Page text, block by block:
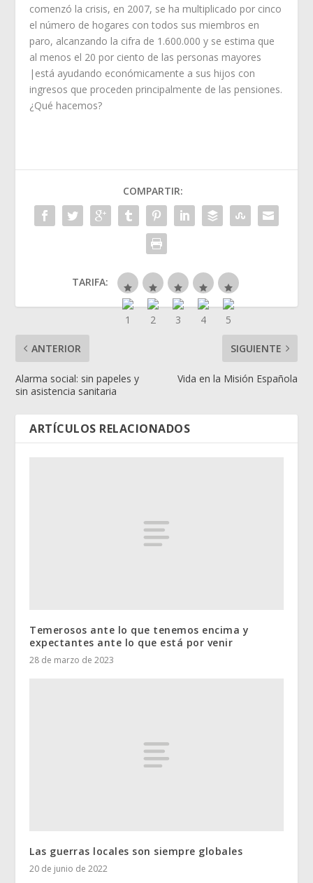
comenzó la crisis, en 2007, se ha multiplicado por cinco
el número de hogares con todos sus miembros en
paro, alcanzando la cifra de 1.600.000 y se estima que
al menos el 20 por ciento de las personas mayores
|está ayudando económicamente a sus hijos con
ingresos que proceden principalmente de las pensiones.
¿Qué hacemos?
COMPARTIR:
TARIFA:
ANTERIOR
Alarma social: sin papeles y
sin asistencia sanitaria
SIGUIENTE
Vida en la Misión Española
ARTÍCULOS RELACIONADOS
Temerosos ante lo que tenemos encima y
expectantes ante lo que está por venir
28 de marzo de 2023
Las guerras locales son siempre globales
20 de junio de 2022